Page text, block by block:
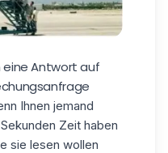
eine Antwort auf
Ihnen jemand
Zeit haben
sie lesen wollen